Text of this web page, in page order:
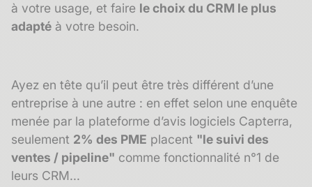
à votre usage, et faire le choix du CRM le plus
adapté à votre besoin.
Ayez en tête qu’il peut être très différent d’une
entreprise à une autre : en effet selon une enquête
menée par la plateforme d’avis logiciels Capterra,
seulement 2% des PME placent "le suivi des
ventes / pipeline" comme fonctionnalité n°1 de
leurs CRM...